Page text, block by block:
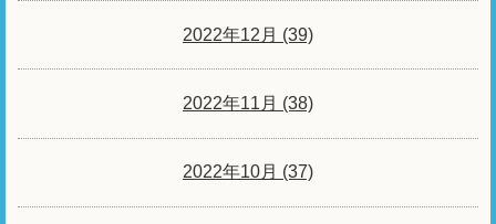
2022年12月 (39)
2022年11月 (38)
2022年10月 (37)